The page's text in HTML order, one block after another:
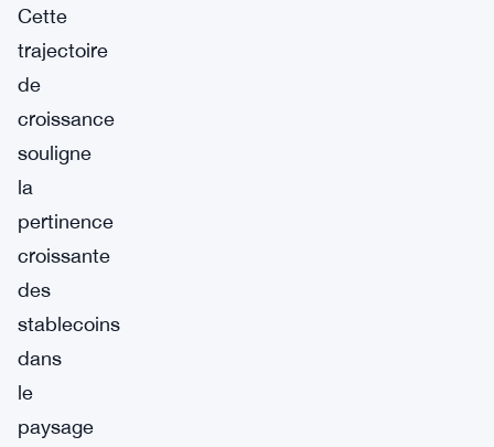
Cette
trajectoire
de
croissance
souligne
la
pertinence
croissante
des
stablecoins
dans
le
paysage